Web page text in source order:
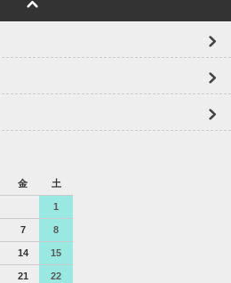
金 土
1
7 8
14 15
21 22